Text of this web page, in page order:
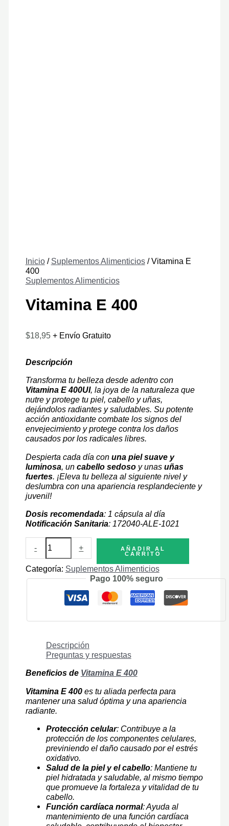
Inicio/ Suplementos Alimenticios/ Vitamina E
400
Suplementos Alimenticios
Vitamina E 400
$18,95 + Envío Gratuito
Descripción
Transforma tu belleza desde adentro con
Vitamina E 400UI, la joya de la naturaleza que
nutre y protege tu piel, cabello y uñas,
dejándolos radiantes y saludables. Su potente
acción antioxidante combate los signos del
envejecimiento y protege contra los daños
causados por los radicales libres.
Despierta cada día con una piel suave y
luminosa, un cabello sedosoy unas uñas
fuertes. ¡Eleva tu belleza al siguiente nivel y
deslumbra con una apariencia resplandeciente y
juvenil!
Dosis recomendada: 1 cápsula al día
Notificación Sanitaria: 172040-ALE-1021
-
Vitamina
400
cantidad
+
AÑADIR AL
CARRITO
Categoría: Suplementos Alimenticios
Pago 100% seguro
Descripción
Preguntas y respuestas
Beneficios de Vitamina E 400
Vitamina E 400es tu aliada perfecta para
mantener una salud óptima y una apariencia
radiante.
Protección celular: Contribuye a la
protección de los componentes celulares,
previniendo el daño causado por el estrés
oxidativo.
Salud de la piel y el cabello: Mantiene tu
piel hidratada y saludable, al mismo tiempo
que promueve la fortaleza y vitalidad de tu
cabello.
Función cardíaca normal: Ayuda al
mantenimiento de una función cardíaca